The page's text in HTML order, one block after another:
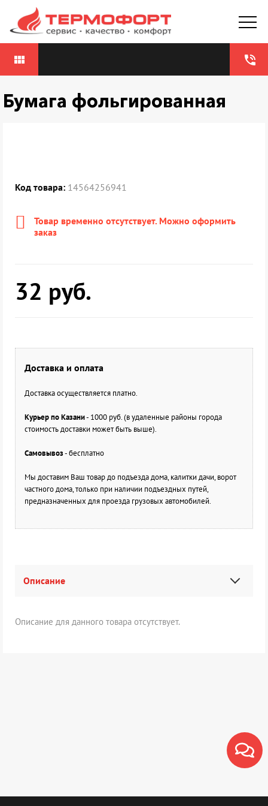
phone_in_talk
view_module
Бумага фольгированная
Код товара: 14564256941
Товар временно отсутствует. Можно оформить
заказ
32 руб.
Доставка и оплата
Доставка осуществляется платно.
Курьер по Казани- 1000 руб. (в удаленные районы города
стоимость доставки может быть выше).
Самовывоз- бесплатно
Мы доставим Ваш товар до подъезда дома, калитки дачи, ворот
частного дома, только при наличии подъездных путей,
предназначенных для проезда грузовых автомобилей.
Описание
Описание для данного товара отсутствует.